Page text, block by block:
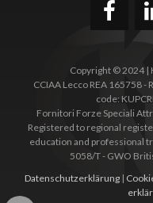
Copyright © 2024 |
CCIAA Lecco REA 165758 -
code:
Fornitori Forze Speciali
Registered to regional
education and professional
5058/T - GWO
Datenschutzerklärung|